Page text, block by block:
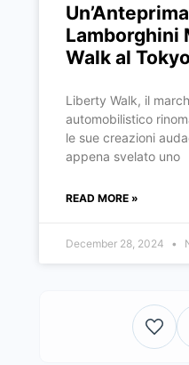
Lamborghini
Walk al
Liberty Walk, il
automobilistico
le sue creazioni
appena svelato uno
READ MORE »
December 28, 2024